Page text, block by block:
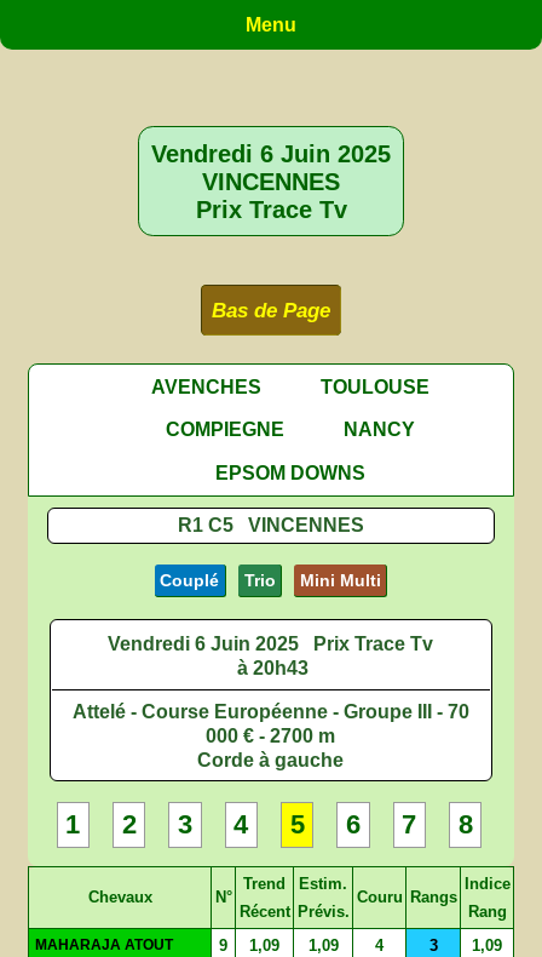
Menu
Vendredi 6 Juin 2025
VINCENNES
Prix Trace Tv
Bas de Page
AVENCHES
TOULOUSE
COMPIEGNE
NANCY
EPSOM DOWNS
R1 C5 VINCENNES
Couplé Trio Mini Multi
Vendredi 6 Juin 2025
Prix Trace Tv
à 20h43
Attelé - Course Européenne - Groupe III - 70
000 € - 2700 m
Corde à gauche
1 2 3 4 5 6 7 8
Chevaux N°
Trend
Récent
Estim.
Prévis.
Couru Rangs
Indice
Rang
MAHARAJA ATOUT 9 1,09 1,09 4 3 1,09